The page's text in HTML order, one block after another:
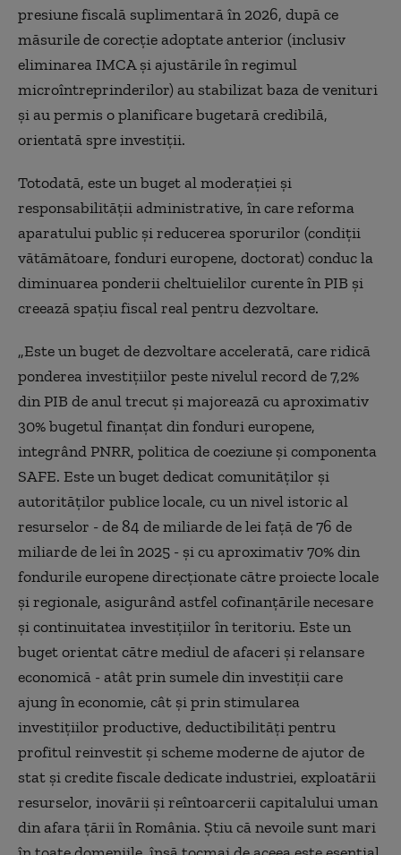
presiune fiscală suplimentară în 2026, după ce
măsurile de corecţie adoptate anterior (inclusiv
eliminarea IMCA şi ajustările în regimul
microîntreprinderilor) au stabilizat baza de venituri
şi au permis o planificare bugetară credibilă,
orientată spre investiţii.
Totodată, este un buget al moderaţiei şi
responsabilităţii administrative, în care reforma
aparatului public şi reducerea sporurilor (condiţii
vătămătoare, fonduri europene, doctorat) conduc la
diminuarea ponderii cheltuielilor curente în PIB şi
creează spaţiu fiscal real pentru dezvoltare.
„Este un buget de dezvoltare accelerată, care ridică
ponderea investiţiilor peste nivelul record de 7,2%
din PIB de anul trecut şi majorează cu aproximativ
30% bugetul finanţat din fonduri europene,
integrând PNRR, politica de coeziune şi componenta
SAFE. Este un buget dedicat comunităţilor şi
autorităţilor publice locale, cu un nivel istoric al
resurselor - de 84 de miliarde de lei faţă de 76 de
miliarde de lei în 2025 - şi cu aproximativ 70% din
fondurile europene direcţionate către proiecte locale
şi regionale, asigurând astfel cofinanţările necesare
şi continuitatea investiţiilor în teritoriu. Este un
buget orientat către mediul de afaceri şi relansare
economică - atât prin sumele din investiţii care
ajung în economie, cât şi prin stimularea
investiţiilor productive, deductibilităţi pentru
profitul reinvestit şi scheme moderne de ajutor de
stat şi credite fiscale dedicate industriei, exploatării
resurselor, inovării şi reîntoarcerii capitalului uman
din afara ţării în România. Ştiu că nevoile sunt mari